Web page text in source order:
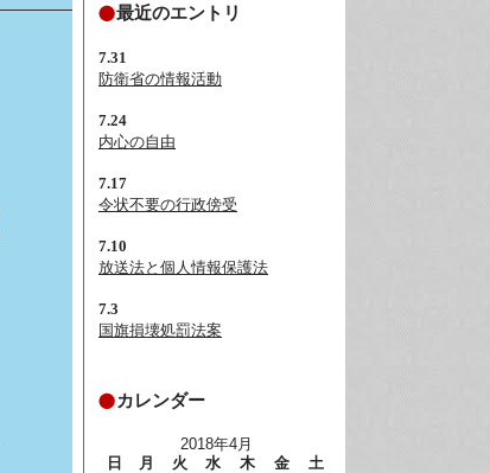
最近のエントリ
7.31
防衛省の情報活動
7.24
内心の自由
7.17
令状不要の行政傍受
7.10
放送法と個人情報保護法
7.3
国旗損壊処罰法案
カレンダー
2018年4月
日
月 火 水 木 金 土